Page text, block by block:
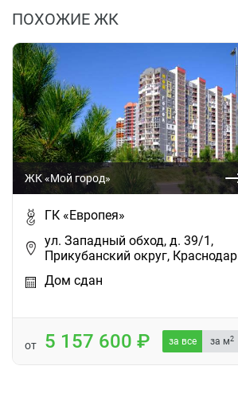
ПОХОЖИЕ ЖК
ЖК «Мой город»
ГК «Европея»
ул. Западный обход, д. 39/1,
Прикубанский округ, Краснодар
Дом сдан
от 5 157 600 за все за м2